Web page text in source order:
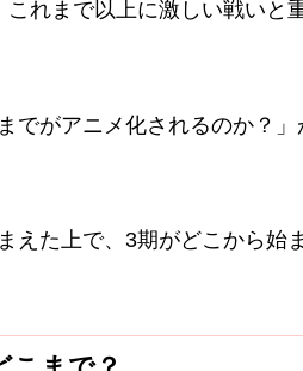
れまで以上に激しい戦いと
でがアニメ化されるのか？
えた上で、3期がどこから始